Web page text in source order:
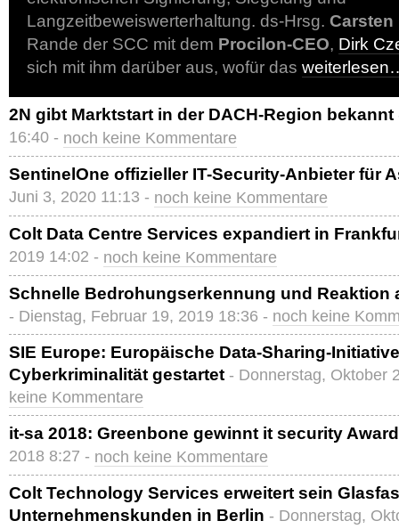
Langzeitbeweiswerterhaltung. ds-Hrsg. Carsten
Rande der SCC mit dem Procilon-CEO, Dirk
sich mit ihm darüber aus, wofür das
2N gibt Marktstart in der DACH-Region bekannt
16:40 - noch keine Kommentare
SentinelOne offizieller IT-Security-Anbieter für
Juni 3, 2020 11:13 - noch keine Kommentare
Colt Data Centre Services expandiert in
2019 14:02 - noch keine Kommentare
Schnelle Bedrohungserkennung und Reaktion
- Dienstag, Februar 19, 2019 18:36 - noch keine
SIE Europe: Europäische Data-Sharing-
Cyberkriminalität gestartet - Donnerstag, Oktober
keine Kommentare
it-sa 2018: Greenbone gewinnt it security Award
2018 8:27 - noch keine Kommentare
Colt Technology Services erweitert sein
Unternehmenskunden in Berlin - Donnerstag,